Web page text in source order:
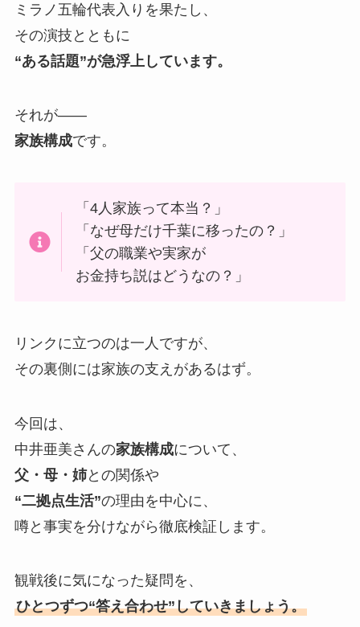
ミラノ五輪代表入りを果たし、
その演技とともに
“ある話題”が急浮上しています。
それが――
家族構成です。
「4人家族って本当？」
「なぜ母だけ千葉に移ったの？」
「父の職業や実家が
お金持ち説はどうなの？」
リンクに立つのは一人ですが、
その裏側には家族の支えがあるはず。
今回は、
中井亜美さんの家族構成について、
父・母・姉との関係や
“二拠点生活”の理由を中心に、
噂と事実を分けながら徹底検証します。
観戦後に気になった疑問を、
ひとつずつ“答え合わせ”していきましょう。